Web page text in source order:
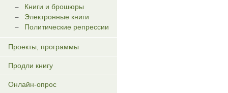
Книги и брошюры
Электронные книги
Политические репрессии
Проекты, программы
Продли книгу
Онлайн-опрос